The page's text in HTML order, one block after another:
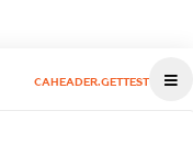
CAHEADER.GETTEST